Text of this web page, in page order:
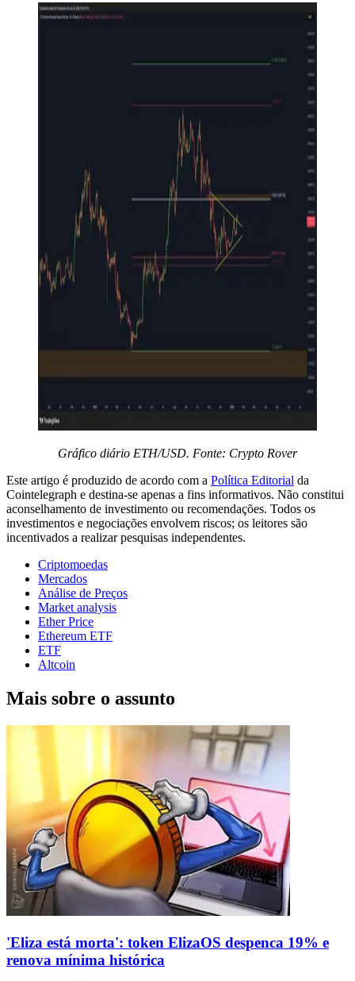
Gráfico diário ETH/USD. Fonte: Crypto Rover
Este artigo é produzido de acordo com a Política Editorial da
Cointelegraph e destina-se apenas a fins informativos. Não constitui
aconselhamento de investimento ou recomendações. Todos os
investimentos e negociações envolvem riscos; os leitores são
incentivados a realizar pesquisas independentes.
Criptomoedas
Mercados
Análise de Preços
Market analysis
Ether Price
Ethereum ETF
ETF
Altcoin
Mais sobre o assunto
'Eliza está morta': token ElizaOS despenca 19% e
renova mínima histórica